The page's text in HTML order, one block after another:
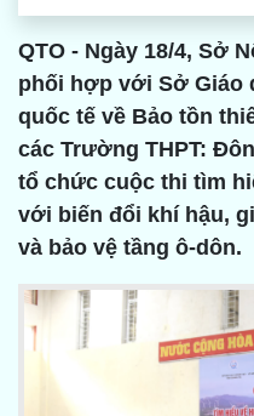
QTO - Ngày 18/4, Sở
phối hợp với Sở Giáo
quốc tế về Bảo tồn
các Trường THPT:
tổ chức cuộc thi tìm
với biến đổi khí hậu,
và bảo vệ tầng ô-dôn.